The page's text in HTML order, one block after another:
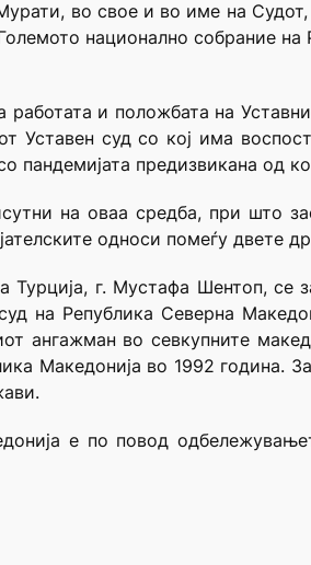
во свое и во име на
национално собрание на
и положбата на
суд со кој има
пандемијата предизвикана од
на оваа средба, при што
односи помеѓу двете
г. Мустафа Шентоп, се
на Република Северна
ангажман во севкупните
Македонија во 1992 година.
е по повод